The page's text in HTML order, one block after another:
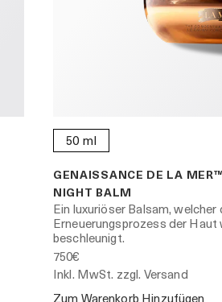
50 ml
GENAISSANCE DE LA
NIGHT BALM
Ein luxuriöser Balsam, welcher
Erneuerungsprozess der
beschleunigt.
750€
Inkl. MwSt. zzgl. Versand
Zum Warenkorb Hinzufügen